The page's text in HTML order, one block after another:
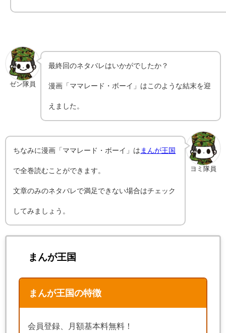
ゼン隊員
最終回のネタバレはいかがでしたか？
漫画「ママレード・ボーイ」はこのような結末を迎
えました。
ヨミ隊員
ちなみに漫画「ママレード・ボーイ」は まんが王国
で全巻読むことができます。
文章のみのネタバレで満足できない場合はチェック
してみましょう。
まんが王国
まんが王国の特徴
会員登録、月額基本料無料！